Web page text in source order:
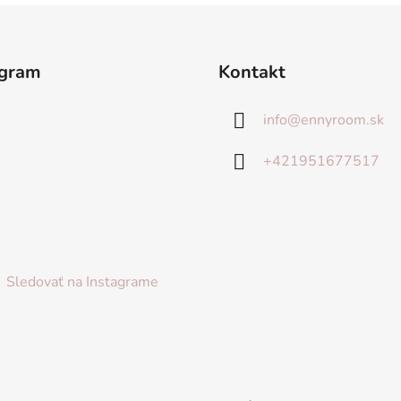
Sledovať na Instagrame
Kontakt
info@ennyroom.sk
+421951677517